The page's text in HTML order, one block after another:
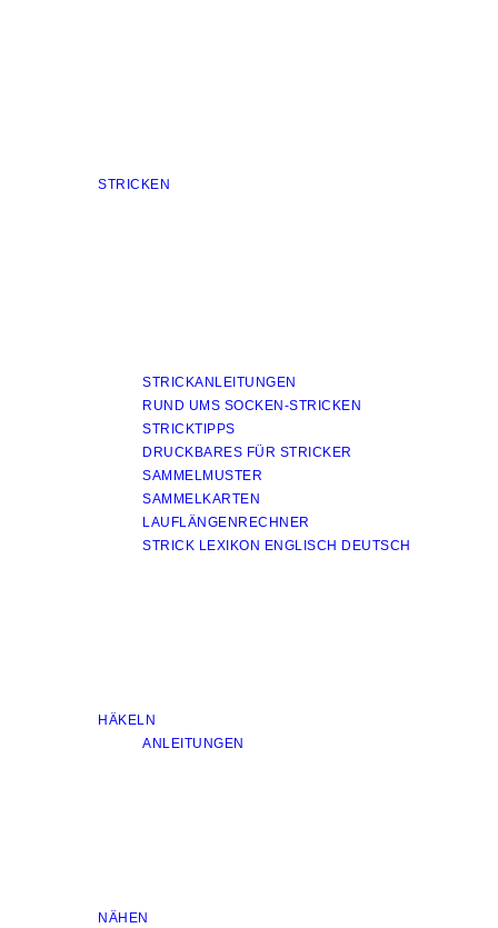
STRICKEN
STRICKANLEITUNGEN
RUND UMS SOCKEN-STRICKEN
STRICKTIPPS
DRUCKBARES FÜR STRICKER
SAMMELMUSTER
SAMMELKARTEN
LAUFLÄNGENRECHNER
STRICK LEXIKON ENGLISCH DEUTSCH
HÄKELN
ANLEITUNGEN
NÄHEN